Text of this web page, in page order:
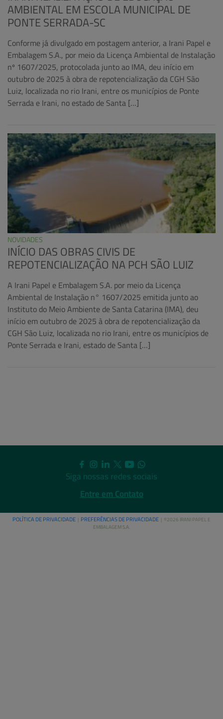
AMBIENTAL EM ESCOLA MUNICIPAL DE
PONTE SERRADA-SC
Conforme já divulgado em postagem anterior, a Irani Papel e
Embalagem S.A., por meio da Licença Ambiental de Instalação
nº 1607/2025, protocolada junto ao IMA, deu início em
outubro de 2025 à obra de repotencialização da CGH São
Luiz, localizada no rio Irani, entre os municípios de Ponte
Serrada e Irani, no estado de Santa […]
NOVIDADES
INÍCIO DAS OBRAS CIVIS DE
REPOTENCIALIZAÇÃO NA PCH SÃO LUIZ
A Irani Papel e Embalagem S.A. por meio da Licença
Ambiental de Instalação n° 1607/2025 emitida junto ao
Instituto do Meio Ambiente de Santa Catarina (IMA), deu
início em outubro de 2025 à obra de repotencialização da
CGH São Luiz, localizada no rio Irani, entre os municípios de
Ponte Serrada e Irani, estado de Santa […]
Siga nossas redes sociais
Entre em Contato
POLÍTICA DE PRIVACIDADE | PREFERÊNCIAS DE PRIVACIDADE | ©2026 IRANI PAPEL E
EMBALAGEM S.A.